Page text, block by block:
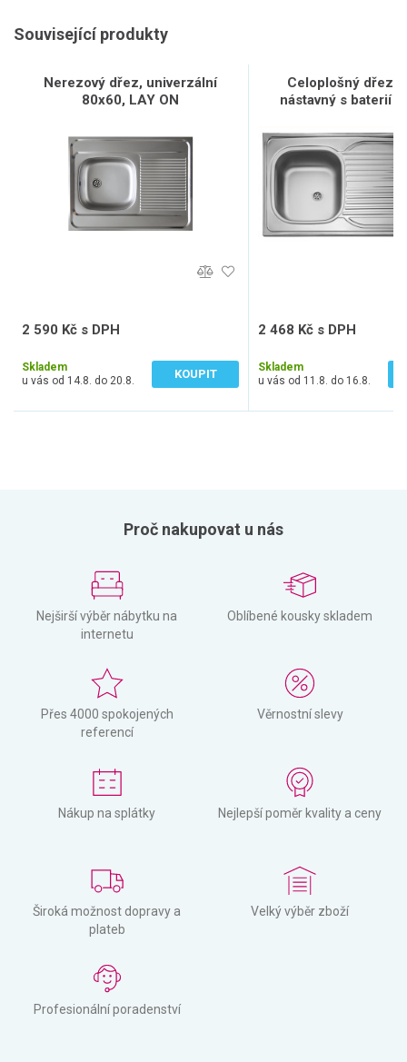
Související produkty
Nerezový dřez, univerzální
80x60, LAY ON
2 590 Kč s DPH
Skladem
u vás od 14.8. do 20.8.
KOUPIT
Celoplošný dřez
nástavný s baterií
2 468 Kč s DPH
Skladem
u vás od 11.8. do 16.8.
Proč nakupovat u nás
Nejširší výběr nábytku na
internetu
Oblíbené kousky skladem
Přes 4000 spokojených
referencí
Věrnostní slevy
Nákup na splátky Nejlepší poměr kvality a ceny
Široká možnost dopravy a
plateb
Velký výběr zboží
Profesionální poradenství